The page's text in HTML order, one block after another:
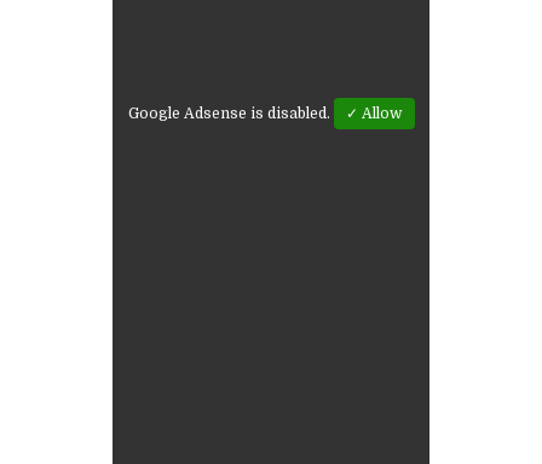
Google Adsense is disabled. ✓ Allow